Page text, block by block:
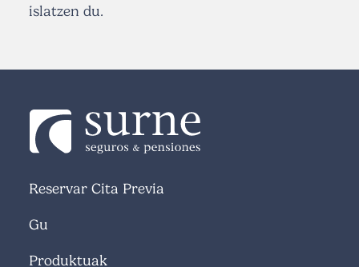
islatzen du.
Reservar Cita Previa
Gu
Produktuak